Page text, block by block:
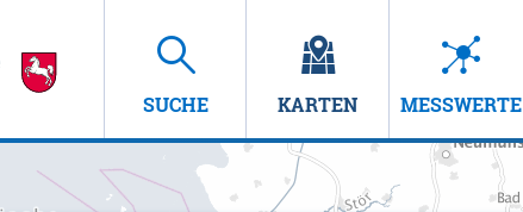
SUCHE KARTEN MESSWERTE